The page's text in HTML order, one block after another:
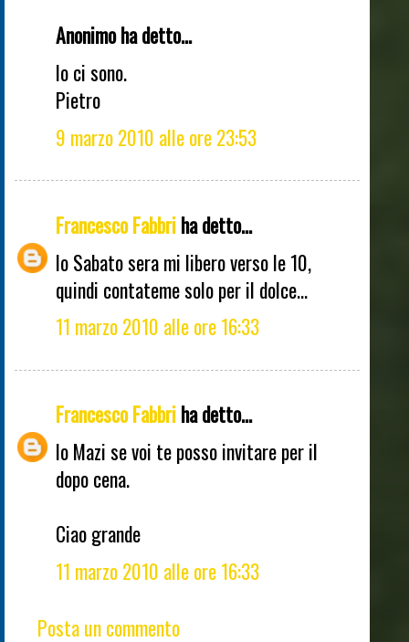
Anonimo ha detto...
Io ci sono.
Pietro
9 marzo 2010 alle ore 23:53
Francesco Fabbriha detto...
Io Sabato sera mi libero verso le 10,
quindi contateme solo per il dolce...
11 marzo 2010 alle ore 16:33
Francesco Fabbriha detto...
Io Mazi se voi te posso invitare per il
dopo cena.
Ciao grande
11 marzo 2010 alle ore 16:33
Posta un commento